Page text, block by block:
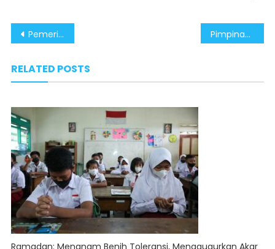
Post
Pemerintah Berhasil Tekan Ratusan Triliun Transaksi Judi Daring, Kolaborasi Jadi Kunci Keberhasilan Pimpinan MPR RI Dukung Soeharto Dapat Gelar Pahlawan
RELATED POSTS